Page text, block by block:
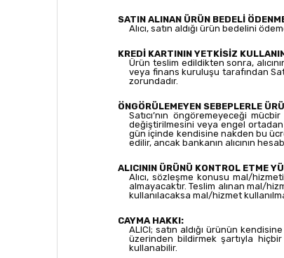
SATIN ALINAN ÜRÜN BEDELİ
Alıcı, satın aldığı ürün bedelini
KREDİ KARTININ YETKİSİZ
Ürün teslim edildikten sonra,
veya finans kuruluşu tarafından
zorundadır.
ÖNGÖRÜLEMEYEN SEBEPLERLE
Satıcı’nın öngöremeyeceği
değiştirilmesini veya engel
gün içinde kendisine nakden bu
edilir, ancak bankanın alıcının
ALICININ ÜRÜNÜ KONTROL ETME
Alıcı, sözleşme konusu mal/
almayacaktır. Teslim alınan mal/
kullanılacaksa mal/hizmet
CAYMA HAKKI:
ALICI; satın aldığı ürünün
üzerinden bildirmek şartıyla
kullanabilir.